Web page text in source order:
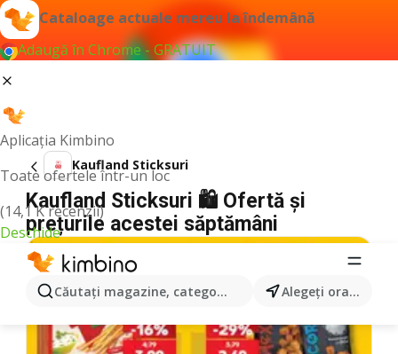
Cataloage actuale mereu la îndemână
Adaugă în Chrome - GRATUIT
Aplicația Kimbino
Toate ofertele într-un loc
(14,1 K recenzii)
Deschide
Căutaţi magazine, categorii, produse... Alegeţi oraşul
Kaufland Sticksuri
Kaufland Sticksuri 🛍️ Ofertă și
prețurile acestei săptămâni